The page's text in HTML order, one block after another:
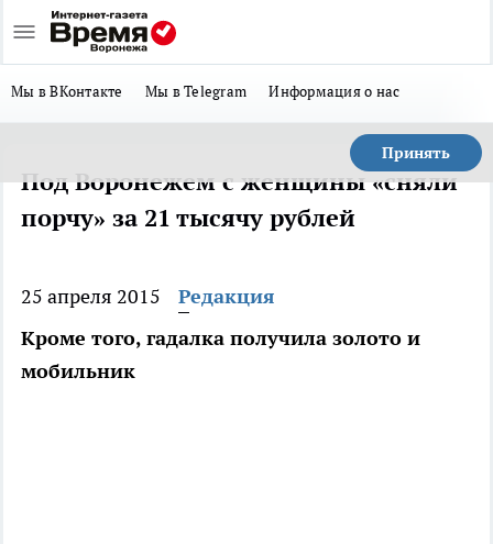
Мы в ВКонтакте Мы в Telegram Информация о нас
Принять
Под Воронежем с женщины «сняли
порчу» за 21 тысячу рублей
25 апреля 2015
Редакция
Кроме того, гадалка получила золото и
мобильник